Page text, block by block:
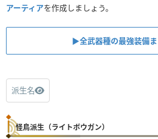
捕獲弾
アーティアを作成しましょう。
▶︎全武器種の最強装備
派生名
怪鳥派生（ライトボウガン）